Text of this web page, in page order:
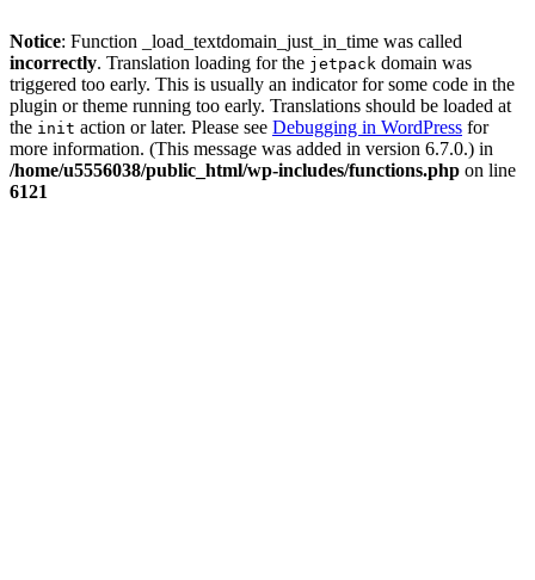
Notice: Function _load_textdomain_just_in_time was called
incorrectly. Translation loading for the jetpack domain was
triggered too early. This is usually an indicator for some code in the
plugin or theme running too early. Translations should be loaded at
the init action or later. Please see Debugging in WordPress for
more information. (This message was added in version 6.7.0.) in
/home/u5556038/public_html/wp-includes/functions.php on line
6121